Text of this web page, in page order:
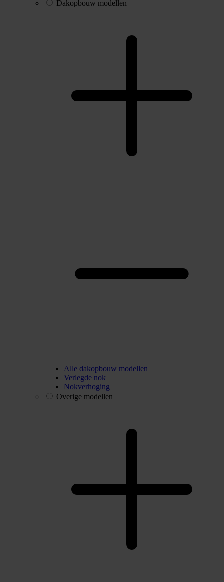
Dakopbouw modellen
Alle dakopbouw modellen
Verlegde nok
Nokverhoging
Overige modellen